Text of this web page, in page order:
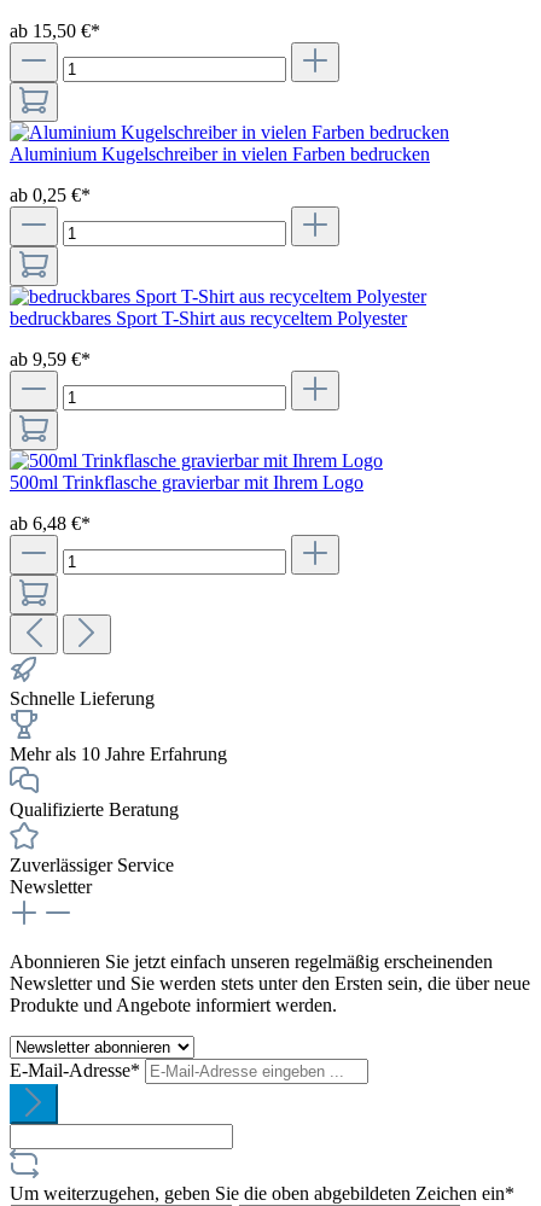
ab 15,50 €*
Aluminium Kugelschreiber in vielen Farben bedrucken
ab 0,25 €*
bedruckbares Sport T-Shirt aus recyceltem Polyester
ab 9,59 €*
500ml Trinkflasche gravierbar mit Ihrem Logo
ab 6,48 €*
Schnelle Lieferung
Mehr als 10 Jahre Erfahrung
Qualifizierte Beratung
Zuverlässiger Service
Newsletter
Abonnieren Sie jetzt einfach unseren regelmäßig erscheinenden
Newsletter und Sie werden stets unter den Ersten sein, die über neue
Produkte und Angebote informiert werden.
E-Mail-Adresse*
Um weiterzugehen, geben Sie die oben abgebildeten Zeichen ein*